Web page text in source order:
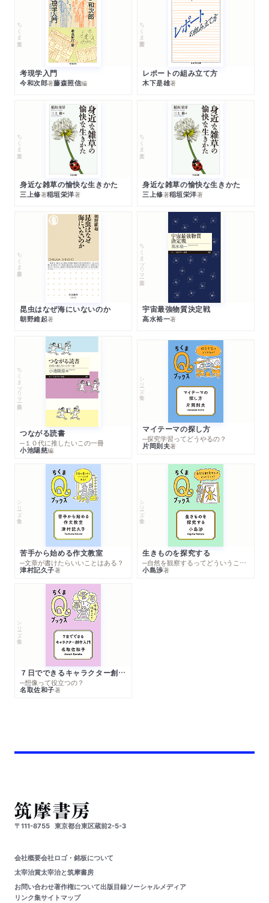
ちくま文庫
考現学入門
今和次郎著藤森照信編
ちくま学芸文庫
レポートの組み立て方
木下是雄著
ちくま文庫
身近な雑草の愉快な生きかた
三上修著稲垣栄洋著
ちくま文庫
身近な雑草の愉快な生きかた
三上修著稲垣栄洋著
ちくま新書
昆虫はなぜ海にいないのか
朝野維起著
ちくまプリマー新書
宇宙最強物質決定戦
高水裕一著
ちくまプリマー新書
つながる読書
─１０代に推したいこの一冊
小池陽慈編
シリーズ・全集
マイテーマの探し方
─探究学習ってどうやるの？
片岡則夫著
シリーズ・全集
苦手から始める作文教室
─文章が書けたらいいことはある？
津村記久子著
シリーズ・全集
生きものを探究する
─自然を観察するってどういうこと？
小島渉著
シリーズ・全集
７日でできるキャラクター創作入門
─想像って役立つの？
名取佐和子著
〒111-8755 東京都台東区蔵前2-5-3
会社概要会社ロゴ・銘板について
太宰治賞太宰治と筑摩書房
お問い合わせ著作権について出版目録ソーシャルメディア
リンク集サイトマップ